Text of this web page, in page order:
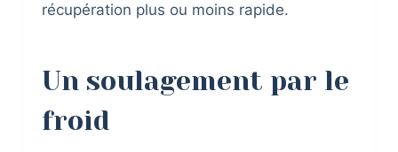
récupération plus ou moins rapide.
Un soulagement par le
froid